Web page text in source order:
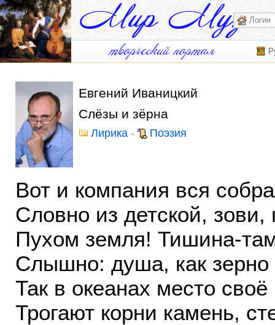
Евгений Иваницкий
Слёзы и зёрна
Лирика - Поэзия
Вот и компания вся
Словно из детской,
Пухом земля! Тишина-
Слышно: душа, как зерно
Так в океанах место
Трогают корни камень,